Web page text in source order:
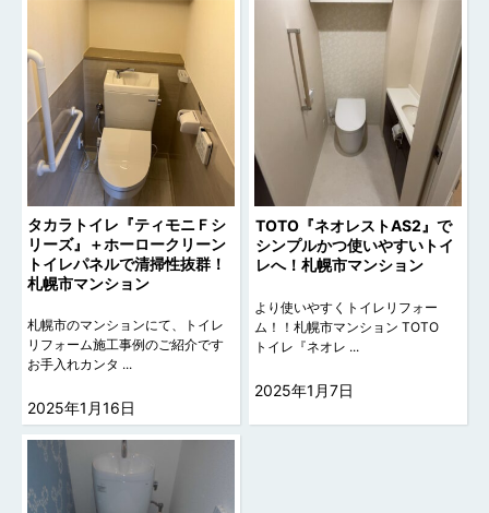
タカラトイレ『ティモニＦシ
リーズ』＋ホーロークリーン
トイレパネルで清掃性抜群！
札幌市マンション
札幌市のマンションにて、トイレ
リフォーム施工事例のご紹介です
お手入れカンタ ...
2025年1月16日
TOTO『ネオレストAS2』で
シンプルかつ使いやすいトイ
レへ！札幌市マンション
より使いやすくトイレリフォー
ム！！札幌市マンション TOTO
トイレ『ネオレ ...
2025年1月7日